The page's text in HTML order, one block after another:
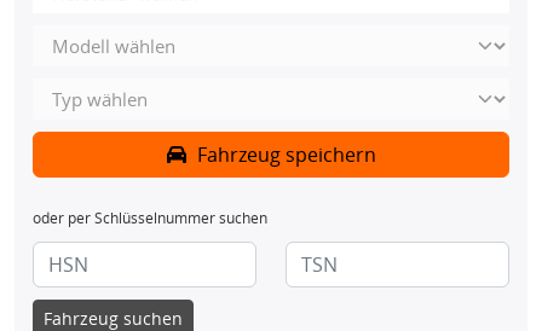
Fahrzeug speichern
oder per Schlüsselnummer suchen
Fahrzeug suchen